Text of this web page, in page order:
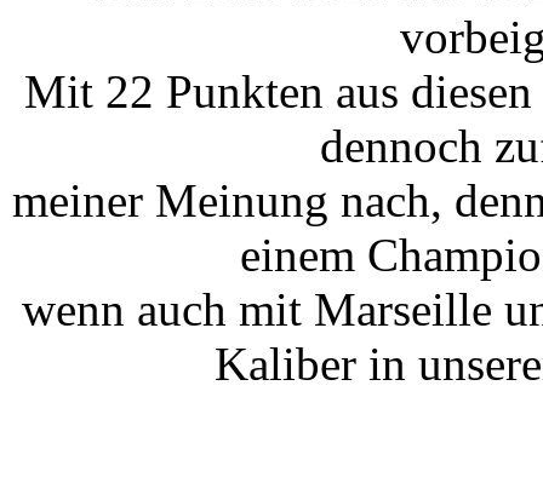
Mit 22 Punkten aus
dennoch
meiner Meinung nach,
einem
wenn auch mit Marseille
Kaliber in